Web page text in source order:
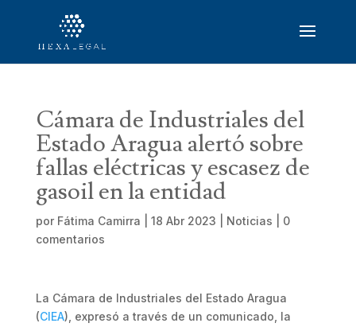
Cámara de Industriales del
Estado Aragua alertó sobre
fallas eléctricas y escasez de
gasoil en la entidad
por Fátima Camirra 18 Abr 2023 Noticias
0
comentarios
La Cámara de Industriales del Estado Aragua
(CIEA), expresó a través de un comunicado, la